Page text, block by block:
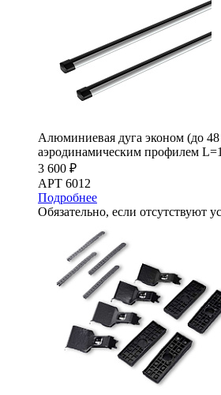
Алюминиевая дуга эконом (до 48
аэродинамическим профилем
3 600 ₽
АРТ 6012
Подробнее
Обязательно, если отсутствуют